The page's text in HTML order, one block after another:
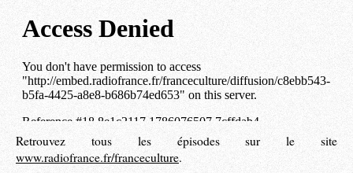
Retrouvez tous les épisodes sur le site
www.radiofrance.fr/franceculture.